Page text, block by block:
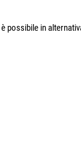
possibile in